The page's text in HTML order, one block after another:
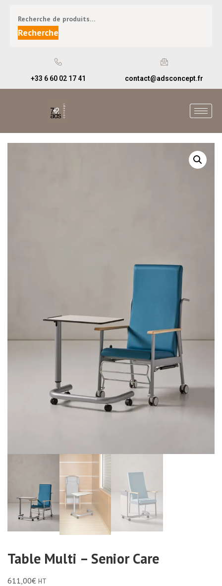
Recherche
+33 6 60 02 17 41 contact@adsconcept.fr
Table Multi – Senior Care
611,00€ HT